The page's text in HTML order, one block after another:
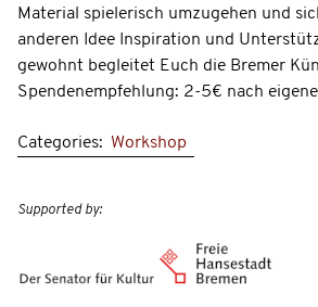
Material spielerisch umzugehen und
anderen Idee Inspiration und
gewohnt begleitet Euch die Bremer
Spendenempfehlung: 2-5€ nach
Categories: Workshop
Supported by: